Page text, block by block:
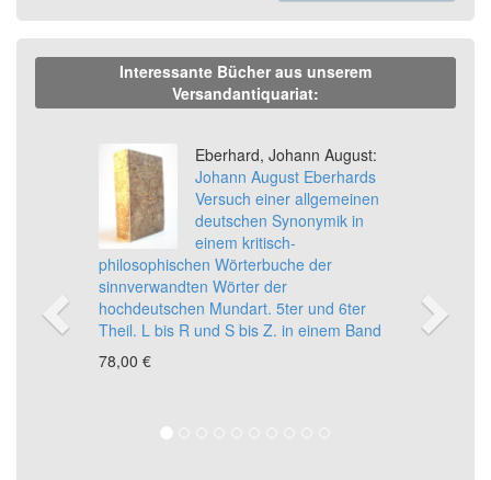
Interessante Bücher aus unserem
Versandantiquariat:
Eberhard, Johann August:
Johann August Eberhards
Versuch einer allgemeinen
deutschen Synonymik in
einem kritisch-
philosophischen Wörterbuche der
sinnverwandten Wörter der
hochdeutschen Mundart. 5ter und 6ter
Theil. L bis R und S bis Z. in einem Band
78,00 €
Previous